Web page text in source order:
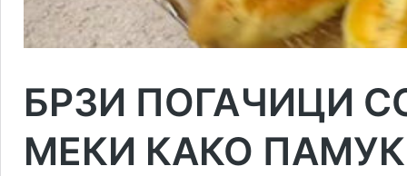
БРЗИ ПОГАЧИЦИ
МЕКИ КАКО ПАМУК: